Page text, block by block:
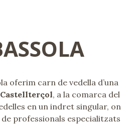
oferim carn de vedella d’una
Castellterçol, a la comarca del
en un indret singular, on
de professionals especialitzats